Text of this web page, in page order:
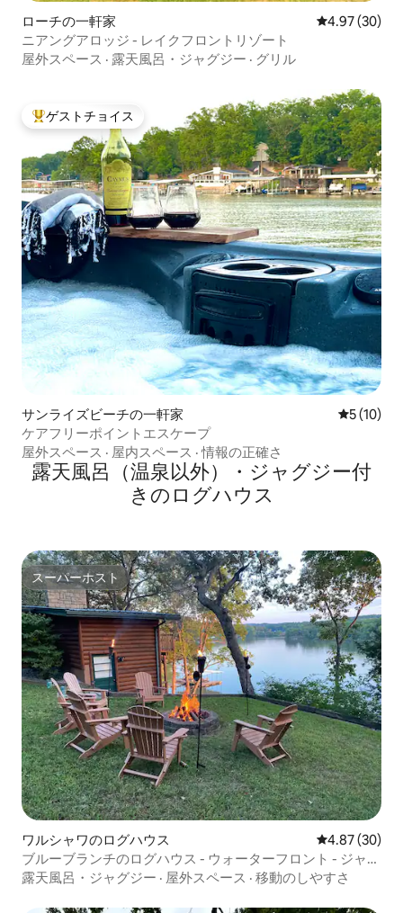
ローチの一軒家 レビュー30
4.97 (30)
ニアングアロッジ - レイクフロントリゾート
屋外スペース · 露天風呂・ジャグジー · グリル
大好評のゲストチョイスです。
ゲストチョイス
サンライズビーチの一軒家 レビュー
5 (10)
ケアフリーポイントエスケープ
屋外スペース · 屋内スペース ·情報の正確さ
露天風呂（温泉以外）・ジャグジー付
きのログハウス
スーパーホスト
スーパーホスト
ワルシャワのログハウス レビュー30
4.87 (30)
ブルーブランチのログハウス - ウォーターフロント - ジャグ
ジー - 快適
露天風呂・ジャグジー · 屋外スペース · 移動のしやすさ